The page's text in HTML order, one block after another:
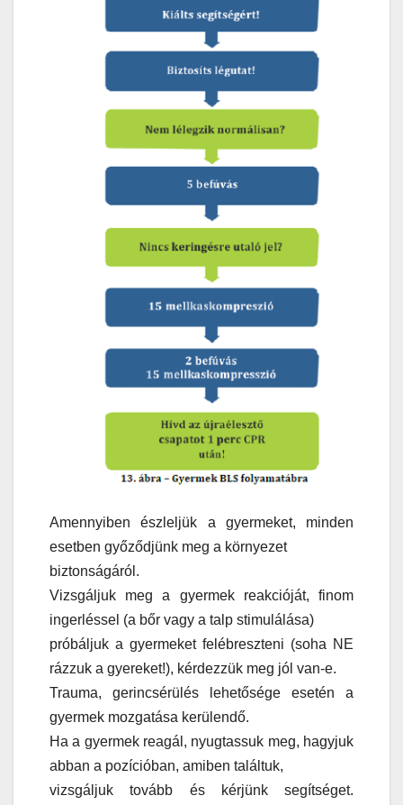
Amennyiben észleljük a gyermeket, minden
esetben győződjünk meg a környezet
biztonságáról.
Vizsgáljuk meg a gyermek reakcióját, finom
ingerléssel (a bőr vagy a talp stimulálása)
próbáljuk a gyermeket felébreszteni (soha NE
rázzuk a gyereket!), kérdezzük meg jól van-e.
Trauma, gerincsérülés lehetősége esetén a
gyermek mozgatása kerülendő.
Ha a gyermek reagál, nyugtassuk meg, hagyjuk
abban a pozícióban, amiben találtuk,
vizsgáljuk tovább és kérjünk segítséget.